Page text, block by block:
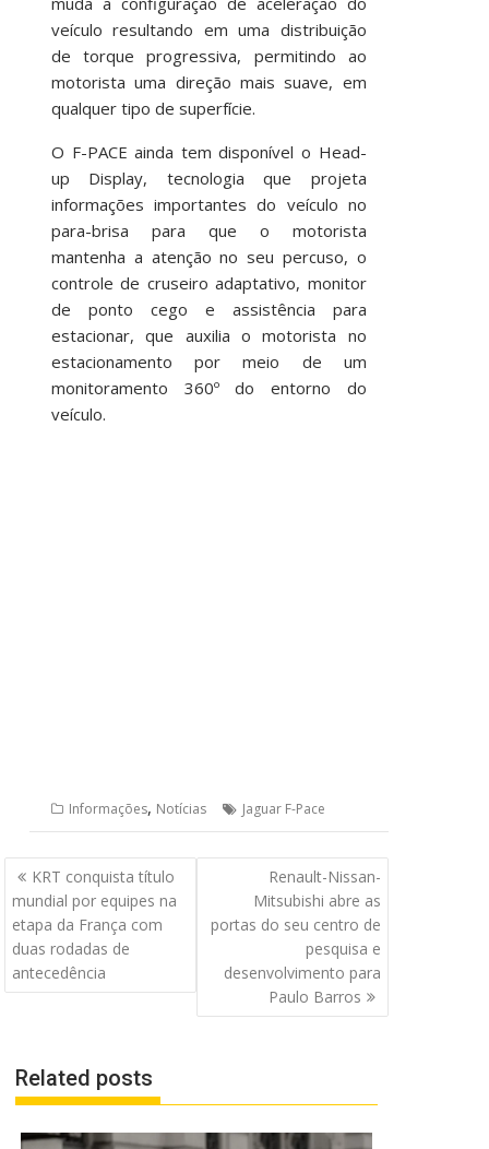
veículo resultando em uma distribuição
de torque progressiva, permitindo ao
motorista uma direção mais suave, em
qualquer tipo de superfície.
O F-PACE ainda tem disponível o Head-
up Display, tecnologia que projeta
informações importantes do veículo no
para-brisa para que o motorista
mantenha a atenção no seu percuso, o
controle de cruseiro adaptativo, monitor
de ponto cego e assistência para
estacionar, que auxilia o motorista no
estacionamento por meio de um
monitoramento 360º do entorno do
veículo.
Informações, Notícias Jaguar F-Pace
Navegação
de
Post
KRT conquista título
mundial por equipes na
etapa da França com
duas rodadas de
antecedência
Renault-Nissan-
Mitsubishi abre as
portas do seu centro de
pesquisa e
desenvolvimento para
Paulo Barros
Related posts